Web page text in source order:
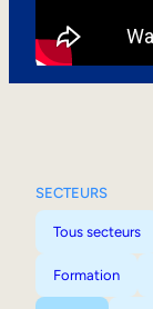
SECTEURS
Tous secteurs
Formation